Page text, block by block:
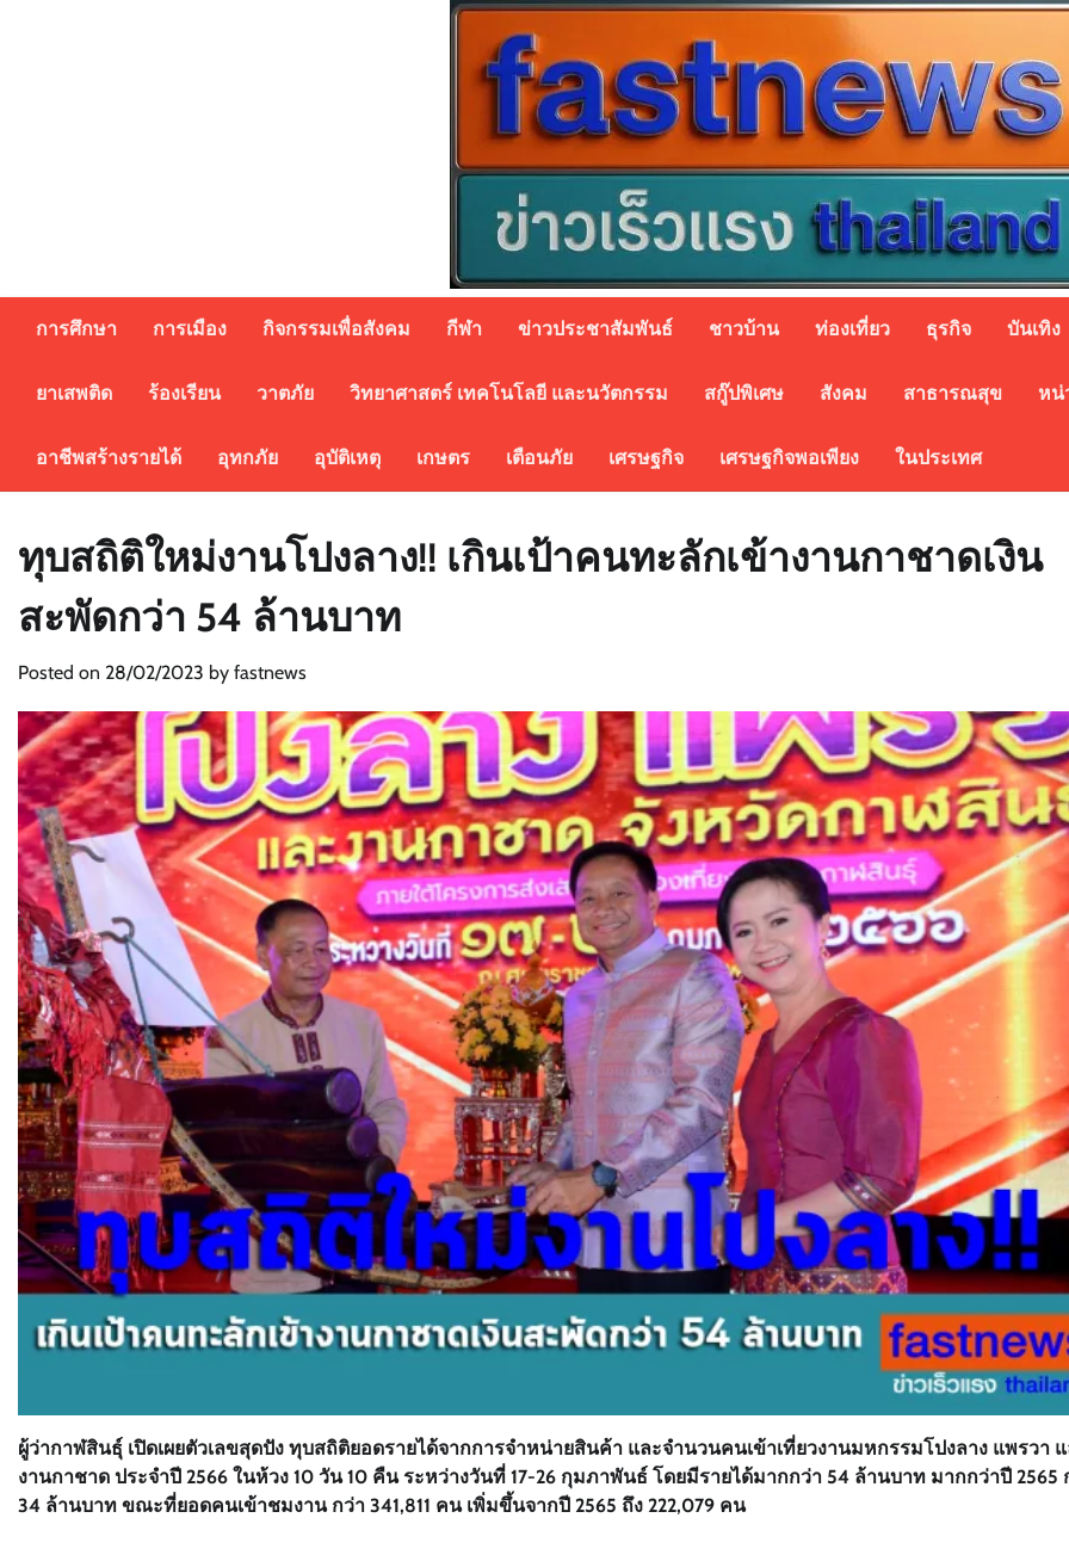
การศึกษา การเมือง กิจกรรมเพื่อสังคม กีฬา ข่าวประชาสัมพันธ์ ชาวบ้าน ท่องเที่ยว ธุรกิจ บันเทิง
ยาเสพติด ร้องเรียน วาตภัย วิทยาศาสตร์ เทคโนโลยี และนวัตกรรม สกู๊ปพิเศษ สังคม สาธารณสุข หน่
อาชีพสร้างรายได้ อุทกภัย อุบัติเหตุ เกษตร เตือนภัย เศรษฐกิจ เศรษฐกิจพอเพียง ในประเทศ
ทุบสถิติใหม่งานโปงลาง!! เกินเป้าคนทะลักเข้างานกาชาดเงิน
สะพัดกว่า 54 ล้านบาท
Posted on 28/02/2023 by fastnews
ผู้ว่ากาฬสินธุ์ เปิดเผยตัวเลขสุดปัง ทุบสถิติยอดรายได้จากการจำหน่ายสินค้า และจำนวนคนเข้าเที่ยวงานมหกรรมโปงลาง แพรวา
งานกาชาด ประจำปี 2566 ในห้วง 10 วัน 10 คืน ระหว่างวันที่ 17-26 กุมภาพันธ์ โดยมีรายได้มากกว่า 54 ล้านบาท มากกว่าปี 2565
34 ล้านบาท ขณะที่ยอดคนเข้าชมงาน กว่า 341,811 คน เพิ่มขึ้นจากปี 2565 ถึง 222,079 คน